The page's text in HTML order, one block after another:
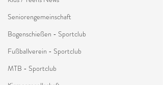
Seniorengemeinschaft
Bogenschießen - Sportclub
Fußballverein - Sportclub
MTB - Sportclub